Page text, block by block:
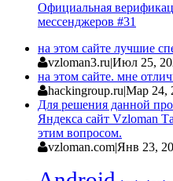
Официальная
мессенджеров #31
на этом сайте лучшие
vzloman3.ru|Июл 25,
на этом сайте. мне
hackingroup.ru|Мар 24,
Для решения данной
Яндекса сайт Vzloman
этим вопросом.
vzloman.com|Янв 23,